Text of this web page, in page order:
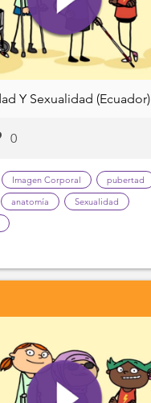
Y Sexualidad (Ecuador)
0
Imagen Corporal
pubertad
anatomía
Sexualidad